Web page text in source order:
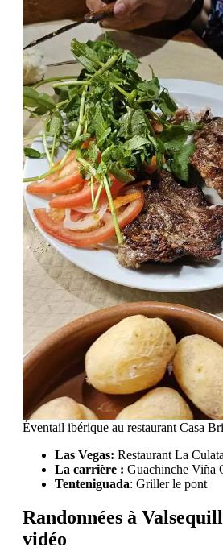
Éventail ibérique au restaurant Casa
Las Vegas: Restaurant La
La carrière : Guachinche Viña
Tenteniguada: Griller le pont
Randonnées à
vidéo